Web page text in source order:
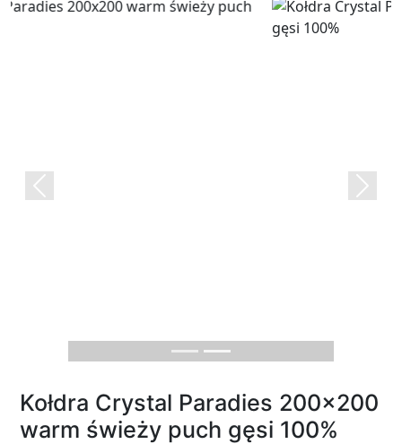
Previous Next
Kołdra Crystal Paradies 200x200
warm świeży puch gęsi 100%